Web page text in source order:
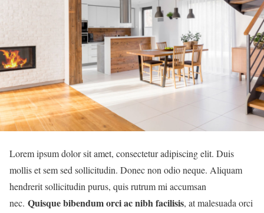
Lorem ipsum dolor sit amet, consectetur adipiscing elit. Duis
mollis et sem sed sollicitudin. Donec non odio neque. Aliquam
hendrerit sollicitudin purus, quis rutrum mi accumsan
nec. Quisque bibendum orci ac nibh facilisis, at malesuada orci